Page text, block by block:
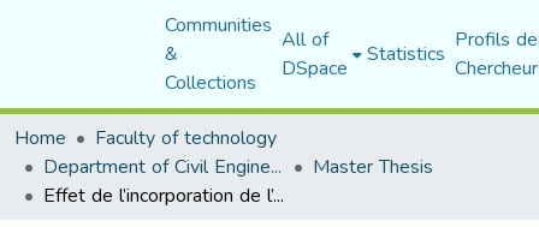
Communities
&
Collections
All of
DSpace Statistics Profils
Home
Faculty of technology
Department of Civil Engineering Master Thesis
Effet de l’incorporation de l’entraineur d'air sur les caractéristiques du mortier à base de la poudre de verre et fibres métalliques.